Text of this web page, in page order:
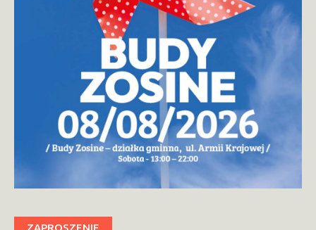
ZAPROSZENIE